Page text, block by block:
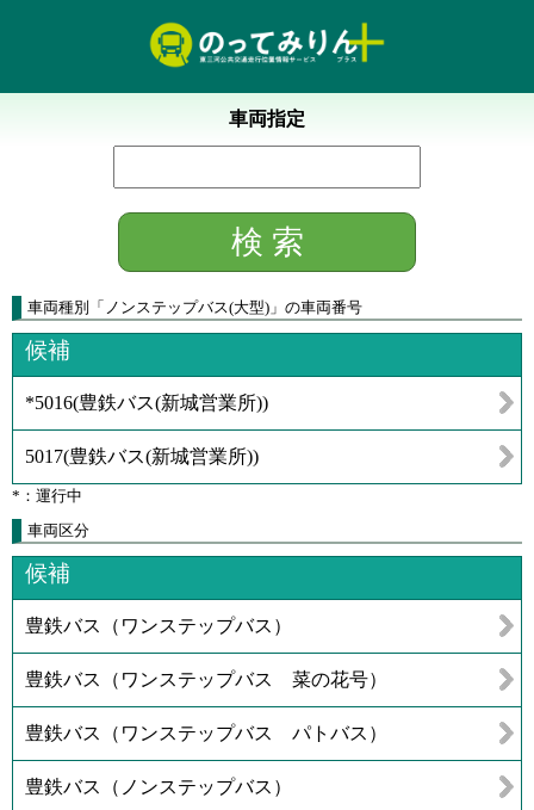
車両指定
車両種別 「 ノンステップバス(大型) 」 の車両番号
候補
*5016(豊鉄バス(新城営業所))
5017(豊鉄バス(新城営業所))
*：運行中
車両区分
候補
豊鉄バス（ワンステップバス）
豊鉄バス（ワンステップバス 菜の花号）
豊鉄バス（ワンステップバス パトバス）
豊鉄バス（ノンステップバス）